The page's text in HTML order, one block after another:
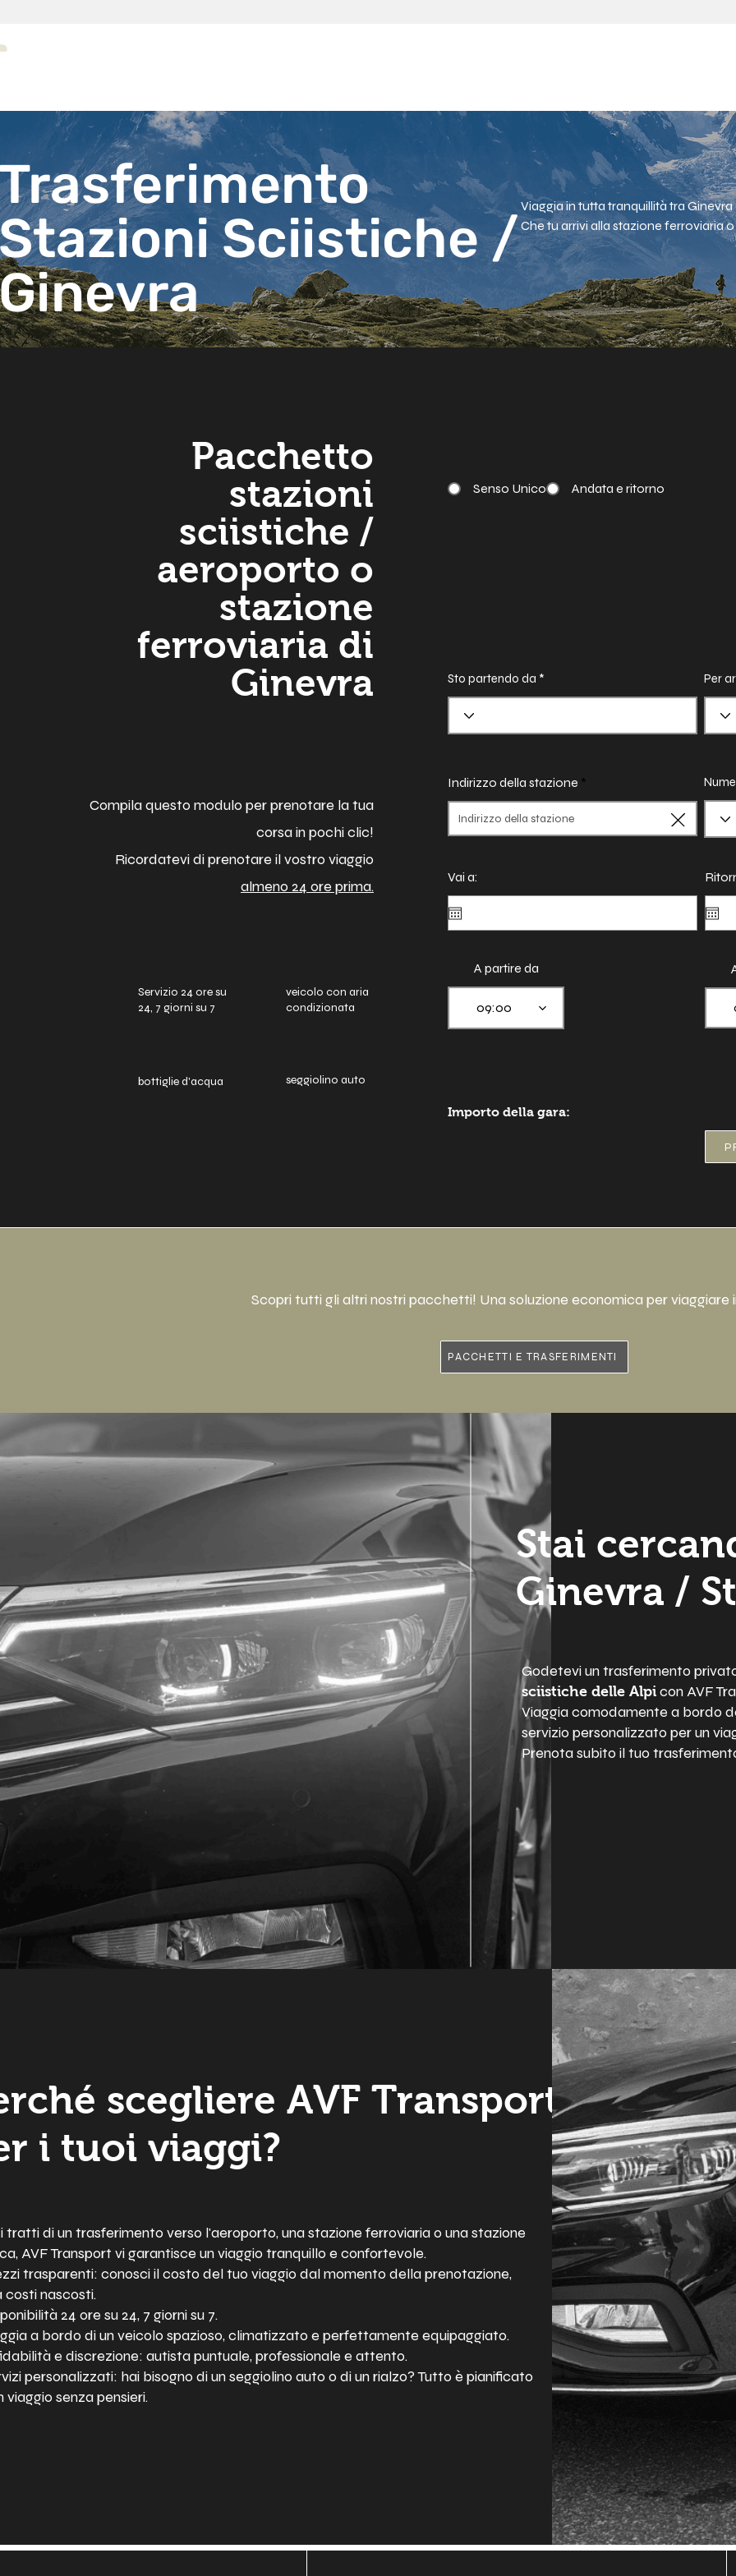
Sciistiche /
Viaggia in tutta tranquillità tra
Che tu arrivi alla stazione ferroviaria
un trasferimento diretto e senza
Pacchetto
stazioni
sciistiche /
aeroporto o
stazione
ferroviaria di
Ginevra
Senso Unico Andata e ritorno
Sto partendo da Per
Compila questo modulo per prenotare la tua
corsa in pochi clic!
Ricordatevi di prenotare il vostro viaggio
almeno 24 ore prima.
Indirizzo della stazione
Vai a:
Servizio 24 ore su
24, 7 giorni su 7
veicolo con aria
condizionata
bottiglie d'acqua seggiolino auto
A partire da
09:00
Importo della gara:
Scopri tutti gli altri nostri pacchetti! Una soluzione economica per viaggiare
PACCHETTI E TRASFERIMENTI
Stai
Ginevra /
Godetevi un trasferimento
sciistiche delle Alpicon AVF
Viaggia comodamente a bordo
servizio personalizzato per un
Prenota subito il tuo
scegliere AVF Transport
i tuoi viaggi?
tratti di un trasferimento verso l'aeroporto, una stazione ferroviaria o una stazione
AVF Transport vi garantisce un viaggio tranquillo e confortevole.
trasparenti: conosci il costo del tuo viaggio dal momento della prenotazione,
costi nascosti.
24 ore su 24, 7 giorni su 7.
a bordo di un veicolo spazioso, climatizzato e perfettamente equipaggiato.
e discrezione: autista puntuale, professionale e attento.
personalizzati: hai bisogno di un seggiolino auto o di un rialzo? Tutto è pianificato
viaggio senza pensieri.